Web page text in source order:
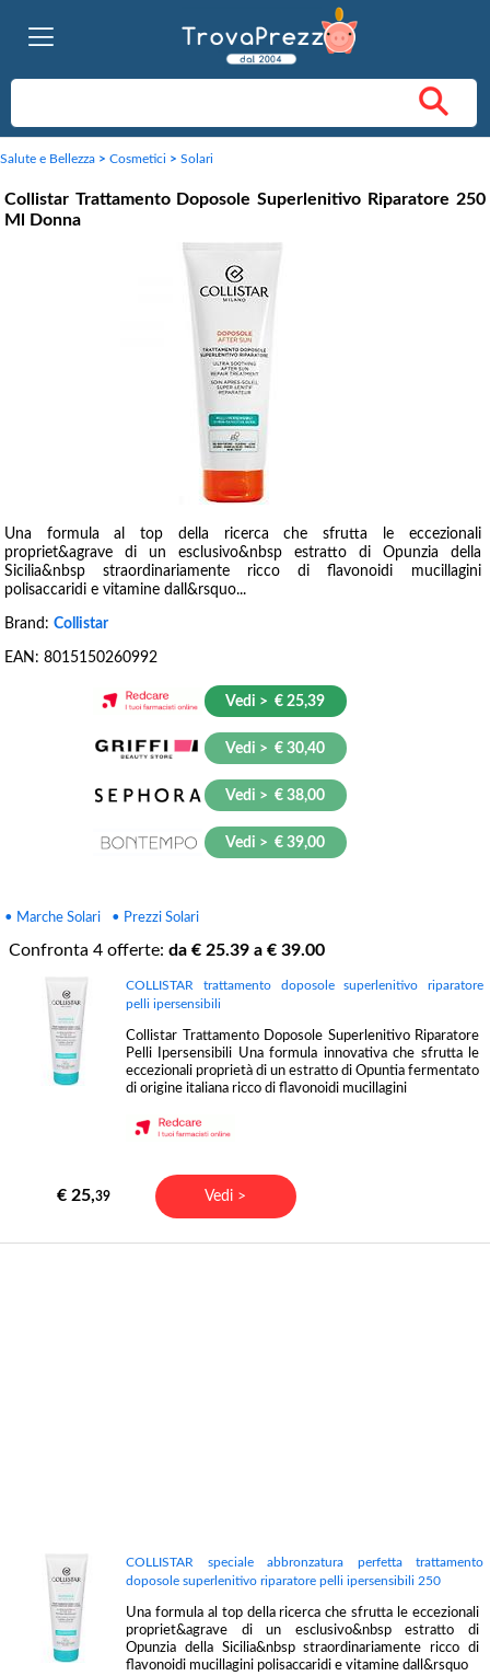
Salute e Bellezza > Cosmetici > Solari
Collistar Trattamento Doposole Superlenitivo Riparatore 250
Ml Donna
Una formula al top della ricerca che sfrutta le eccezionali
propriet&agrave di un esclusivo&nbsp estratto di Opunzia della
Sicilia&nbsp straordinariamente ricco di flavonoidi mucillagini
polisaccaridi e vitamine dall&rsquo...
Brand: Collistar
EAN: 8015150260992
Vedi > € 25,39
Vedi > € 30,40
Vedi > € 38,00
Vedi > € 39,00
• Marche Solari • Prezzi Solari
Confronta 4 offerte: da € 25.39 a € 39.00
COLLISTAR trattamento doposole superlenitivo riparatore
pelli ipersensibili
Collistar Trattamento Doposole Superlenitivo Riparatore
Pelli Ipersensibili Una formula innovativa che sfrutta le
eccezionali proprietà di un estratto di Opuntia fermentato
di origine italiana ricco di flavonoidi mucillagini
€ 25,39 Vedi >
COLLISTAR speciale abbronzatura perfetta trattamento
doposole superlenitivo riparatore pelli ipersensibili 250
Una formula al top della ricerca che sfrutta le eccezionali
propriet&agrave di un esclusivo&nbsp estratto di
Opunzia della Sicilia&nbsp straordinariamente ricco di
flavonoidi mucillagini polisaccaridi e vitamine dall&rsquo